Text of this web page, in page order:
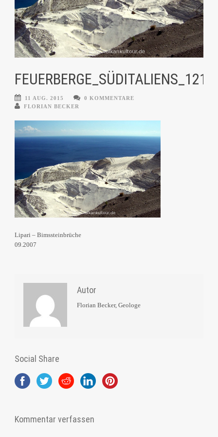
11 AUG. 2015
0 KOMMENTARE
FLORIAN BECKER
Lipari – Bimssteinbrüche
09.2007
Autor
Florian Becker, Geologe
Social Share
Kommentar verfassen